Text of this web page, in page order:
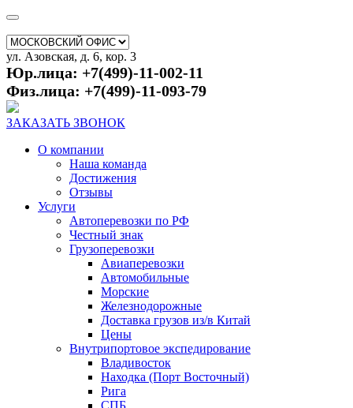
ул. Азовская, д. 6, кор. 3
Юр.лица: +7(499)-11-002-11
Физ.лица: +7(499)-11-093-79
ЗАКАЗАТЬ ЗВОНОК
О компании
Наша команда
Достижения
Отзывы
Услуги
Автоперевозки по РФ
Честный знак
Грузоперевозки
Авиаперевозки
Автомобильные
Морские
Железнодорожные
Доставка грузов из/в Китай
Цены
Внутрипортовое экспедирование
Владивосток
Находка (Порт Восточный)
Рига
СПБ